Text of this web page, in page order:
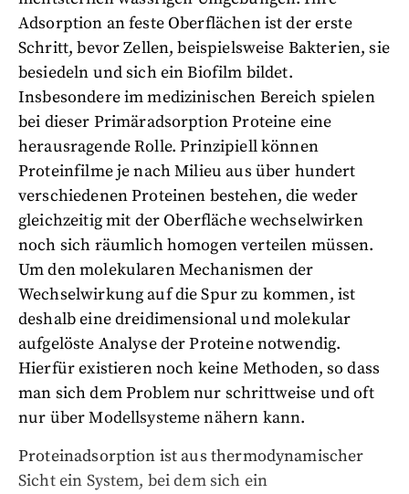
Adsorption an feste Oberflächen ist der erste
Schritt, bevor Zellen, beispielsweise Bakterien, sie
besiedeln und sich ein Biofilm bildet.
Insbesondere im medizinischen Bereich spielen
bei dieser Primäradsorption Proteine eine
herausragende Rolle. Prinzipiell können
Proteinfilme je nach Milieu aus über hundert
verschiedenen Proteinen bestehen, die weder
gleichzeitig mit der Oberfläche wechselwirken
noch sich räumlich homogen verteilen müssen.
Um den molekularen Mechanismen der
Wechselwirkung auf die Spur zu kommen, ist
deshalb eine dreidimensional und molekular
aufgelöste Analyse der Proteine notwendig.
Hierfür existieren noch keine Methoden, so dass
man sich dem Problem nur schrittweise und oft
nur über Modellsysteme nähern kann.
Proteinadsorption ist aus thermodynamischer
Sicht ein System, bei dem sich ein